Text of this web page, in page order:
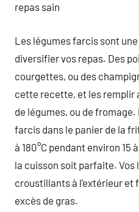
repas sain
Les légumes farcis sont
diversifier vos repas. Des
courgettes, ou des
cette recette, et les remplir
de légumes, ou de
farcis dans le panier de la
à 180°C pendant environ 15
la cuisson soit parfaite. Vos
croustillants à l’extérieur et
excès de gras.